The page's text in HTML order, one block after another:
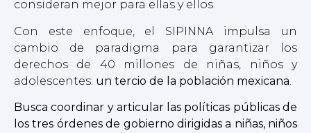
consideran mejor para ellas y ellos.
Con este enfoque, el SIPINNA impulsa un
cambio de paradigma para garantizar los
derechos de 40 millones de niñas, niños y
adolescentes: un tercio de la población mexicana
Busca coordinar y articular las políticas públicas de
los tres órdenes de gobierno dirigidas a niñas, niños